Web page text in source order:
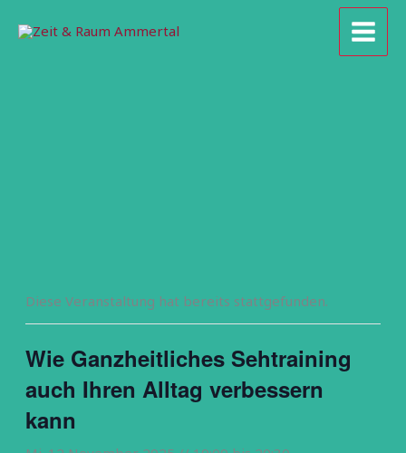
Inhalt
Diese Veranstaltung hat bereits stattgefunden.
Wie Ganzheitliches Sehtraining
auch Ihren Alltag verbessern
kann